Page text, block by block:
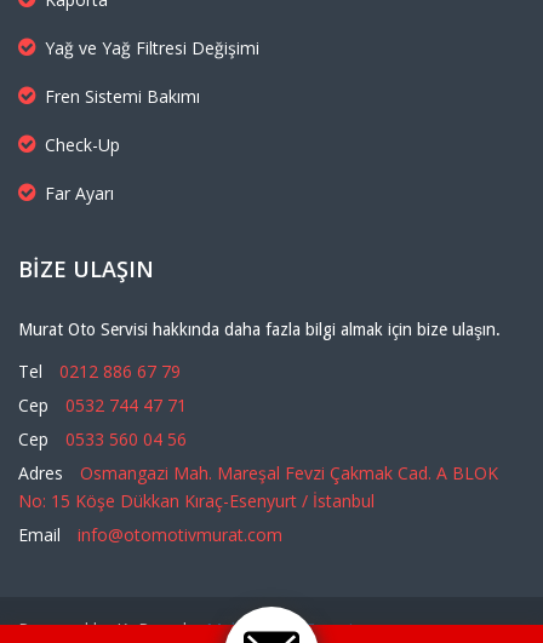
Yağ ve Yağ Filtresi Değişimi
Fren Sistemi Bakımı
Check-Up
Far Ayarı
BIZE ULAŞIN
Murat Oto Servisi hakkında daha fazla bilgi almak için bize ulaşın.
Tel
0212 886 67 79
Cep
0532 744 47 71
Cep
0533 560 04 56
Adres
Osmangazi Mah. Mareşal Fevzi Çakmak Cad. A BLOK
No: 15 Köşe Dükkan Kıraç-Esenyurt / İstanbul
Email
info@otomotivmurat.com
Powered by KoRay - byMalatyaWebTasarim